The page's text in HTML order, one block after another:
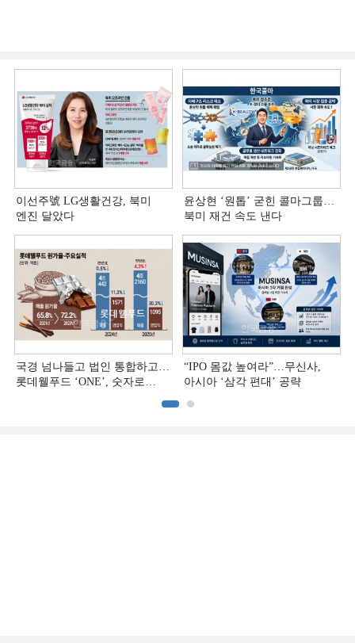
이선주號 LG생활건강, 북미
엔진 달았다
윤상현 ‘원톱ʼ 굳힌 콜마그룹…
북미 재건 속도 낸다
국경 넘나들고 법인 통합하고…
롯데웰푸드 ‘ONE’, 숫자로
“IPO 몸값 높여라”…무신사,
아시아 ‘삼각 편대’ 공략